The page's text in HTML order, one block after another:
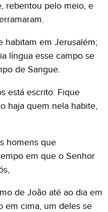
rebentou pelo meio, e
habitam em Jerusalém;
língua esse campo se
de Sangue.
está escrito: Fique
haja quem nela habite,
homens que
em que o Senhor
de João até ao dia em
em cima, um deles se